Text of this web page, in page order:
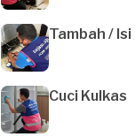
Tambah / Isi
Cuci Kulkas